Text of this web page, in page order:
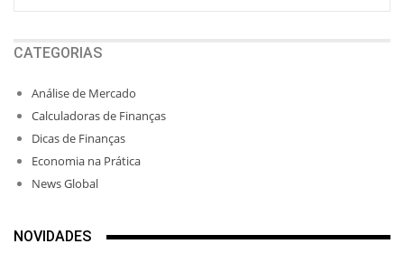
CATEGORIAS
Análise de Mercado
Calculadoras de Finanças
Dicas de Finanças
Economia na Prática
News Global
NOVIDADES